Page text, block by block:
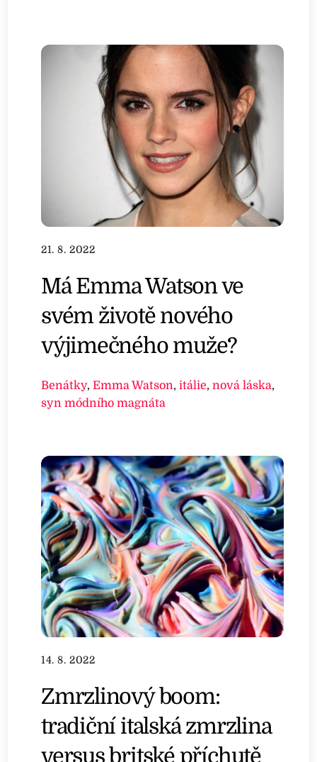
21. 8. 2022
Má Emma Watson ve
svém životě nového
výjimečného muže?
Benátky,Emma Watson,itálie,nová láska,
syn módního magnáta
14. 8. 2022
Zmrzlinový boom:
tradiční italská zmrzlina
versus britské příchutě